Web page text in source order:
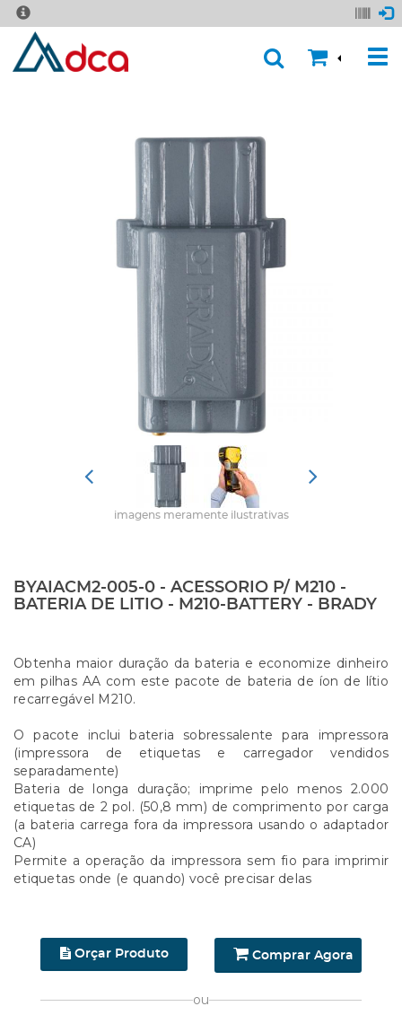
imagens meramente ilustrativas
BYAIACM2-005-0 - ACESSORIO P/ M210 -
BATERIA DE LITIO - M210-BATTERY - BRADY
Obtenha maior duração da bateria e economize dinheiro
em pilhas AA com este pacote de bateria de íon de lítio
recarregável M210.
O pacote inclui bateria sobressalente para impressora
(impressora de etiquetas e carregador vendidos
separadamente)
Bateria de longa duração; imprime pelo menos 2.000
etiquetas de 2 pol. (50,8 mm) de comprimento por carga
(a bateria carrega fora da impressora usando o adaptador
CA)
Permite a operação da impressora sem fio para imprimir
etiquetas onde (e quando) você precisar delas
Orçar Produto Comprar Agora
ou